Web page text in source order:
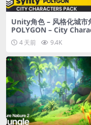
Unity角色 – 风格化城市
POLYGON – City
s Pack
4 天前 9.4K